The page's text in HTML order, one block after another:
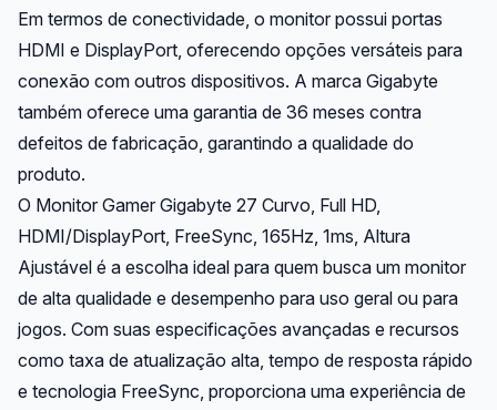
Em termos de conectividade, o monitor possui portas
HDMI e DisplayPort, oferecendo opções versáteis para
conexão com outros dispositivos. A marca Gigabyte
também oferece uma garantia de 36 meses contra
defeitos de fabricação, garantindo a qualidade do
produto.
O Monitor Gamer Gigabyte 27 Curvo, Full HD,
HDMI/DisplayPort, FreeSync, 165Hz, 1ms, Altura
Ajustável é a escolha ideal para quem busca um monitor
de alta qualidade e desempenho para uso geral ou para
jogos. Com suas especificações avançadas e recursos
como taxa de atualização alta, tempo de resposta rápido
e tecnologia FreeSync, proporciona uma experiência de